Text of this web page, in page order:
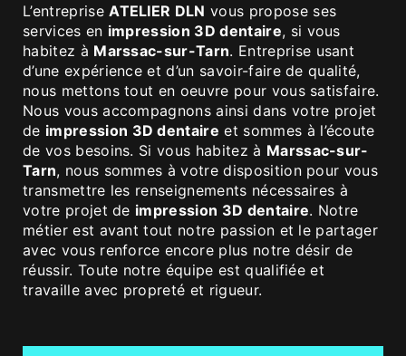
L’entrepriseATELIER DLN vous propose ses
services en impression 3D dentaire, si vous
habitez à Marssac-sur-Tarn. Entreprise usant
d’une expérience et d’un savoir-faire de qualité,
nous mettons tout en oeuvre pour vous satisfaire.
Nous vous accompagnons ainsi dans votre projet
de impression 3D dentaire et sommes à l’écoute
de vos besoins. Si vous habitez à Marssac-sur-
Tarn, nous sommes à votre disposition pour vous
transmettre les renseignements nécessaires à
votre projet de impression 3D dentaire. Notre
métier est avant tout notre passion et le partager
avec vous renforce encore plus notre désir de
réussir. Toute notre équipe est qualifiée et
travaille avec propreté et rigueur.